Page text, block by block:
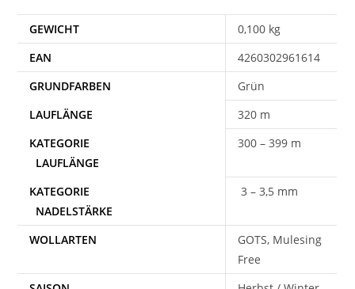
GEWICHT
0,100 kg
EAN
4260302961614
Grün
320 m
300 – 399 m
3 – 3,5 mm
WOLLARTEN
GOTS, Mulesing
Free